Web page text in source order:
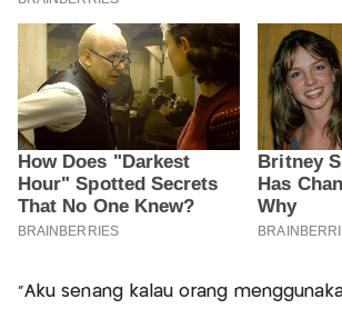
“Aku senang kalau orang